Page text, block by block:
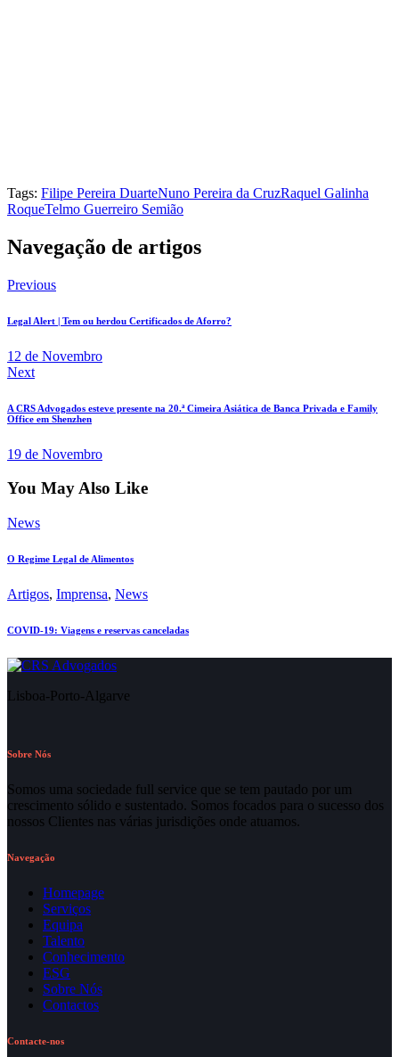
Tags: Filipe Pereira DuarteNuno Pereira da CruzRaquel Galinha
RoqueTelmo Guerreiro Semião
Navegação de artigos
Previous
Legal Alert | Tem ou herdou Certificados de Aforro?
12 de Novembro
Next
A CRS Advogados esteve presente na 20.ª Cimeira Asiática de Banca Privada e Family
Office em Shenzhen
19 de Novembro
You May Also Like
News
O Regime Legal de Alimentos
Artigos, Imprensa, News
COVID-19: Viagens e reservas canceladas
Lisboa-Porto-Algarve
Sobre Nós
Somos uma sociedade full service que se tem pautado por um
crescimento sólido e sustentado. Somos focados para o sucesso dos
nossos Clientes nas várias jurisdições onde atuamos.
Navegação
Homepage
Serviços
Equipa
Talento
Conhecimento
ESG
Sobre Nós
Contactos
Contacte-nos